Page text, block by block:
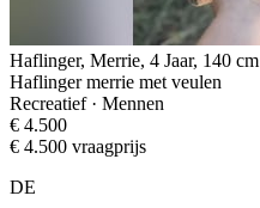
Haflinger, Merrie, 4 Jaar, 140 cm
Haflinger merrie met veulen
Recreatief · Mennen
€ 4.500
€ 4.500 vraagprijs
DE